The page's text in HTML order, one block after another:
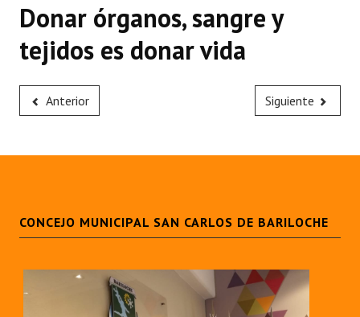
Donar órganos, sangre y
tejidos es donar vida
Anterior Siguiente
CONCEJO MUNICIPAL SAN CARLOS DE BARILOCHE